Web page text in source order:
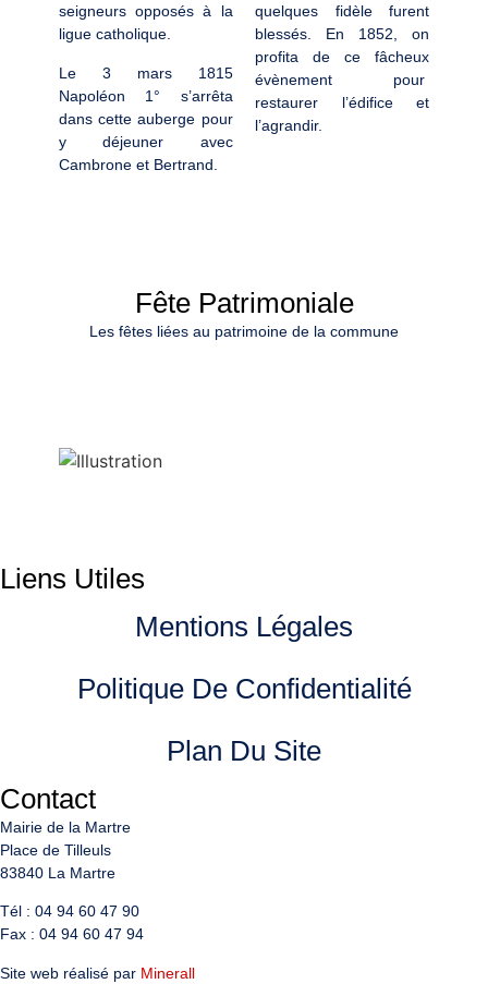
seigneurs opposés à la
ligue catholique.
Le 3 mars 1815
Napoléon 1° s’arrêta
dans cette auberge pour
y déjeuner avec
Cambrone et Bertrand.
quelques fidèle furent
blessés. En 1852, on
profita de ce fâcheux
évènement pour
restaurer l’édifice et
l’agrandir.
Fête Patrimoniale
Les fêtes liées au patrimoine de la commune
Liens Utiles
Mentions Légales
Politique De Confidentialité
Plan Du Site
Contact
Mairie de la Martre
Place de Tilleuls
83840 La Martre
Tél : 04 94 60 47 90
Fax : 04 94 60 47 94
Site web réalisé par Minerall